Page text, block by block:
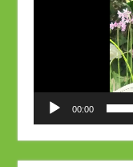
00:00